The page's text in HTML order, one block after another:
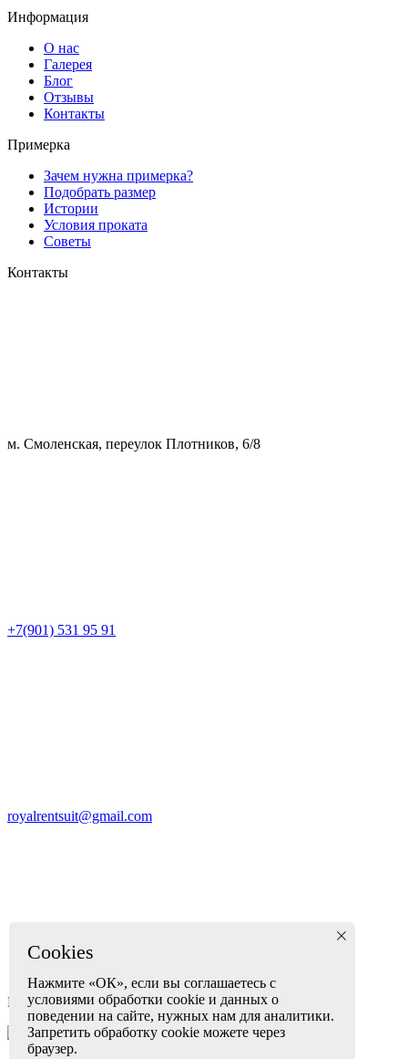
Информация
О нас
Галерея
Блог
Отзывы
Контакты
Примерка
Зачем нужна примерка?
Подобрать размер
Истории
Условия проката
Советы
Контакты
м. Смоленская, переулок Плотников, 6/8
+7(901) 531 95 91
royalrentsuit@gmail.com
Пн-Вск: 11.00 - 21.00
Политика конфиденциальности Политика обработки
персональных данных
Cookies
Нажмите «ОК», если вы соглашаетесь с
условиями обработки cookie и данных о
поведении на сайте, нужных нам для аналитики.
Запретить обработку cookie можете через
браузер.